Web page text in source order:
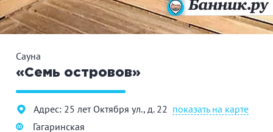
Сауна
«Семь островов»
Адрес: 25 лет Октября ул., д. 22 показать на карте
Гагаринская